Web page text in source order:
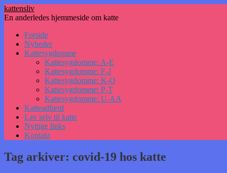
kattensliv
En anderledes hjemmeside om katte
Hop
indhold
Forside
Nyheder
Kattesygdomme
Kattesygdomme: A-E
Kattesygdomme: F-J
Kattesygdomme: K-O
Kattesygdomme: P-T
Kattesygdomme: U-AA
Katteadfærd
Lav selv til katte
Nyttige links
Kontakt
Tag arkiver: covid-19 hos katte